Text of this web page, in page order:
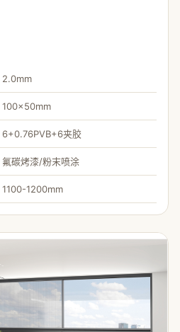
2.0mm
100×50mm
6+0.76PVB+6夹胶
氟碳烤漆/粉末喷涂
1100-1200mm